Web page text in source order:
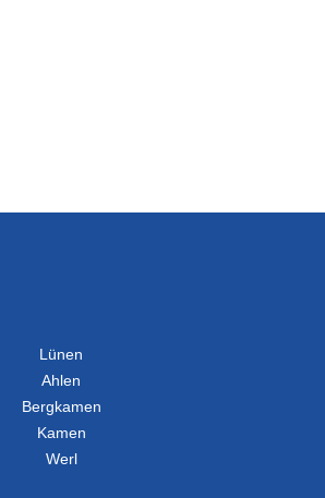
Lünen
Ahlen
Bergkamen
Kamen
Werl